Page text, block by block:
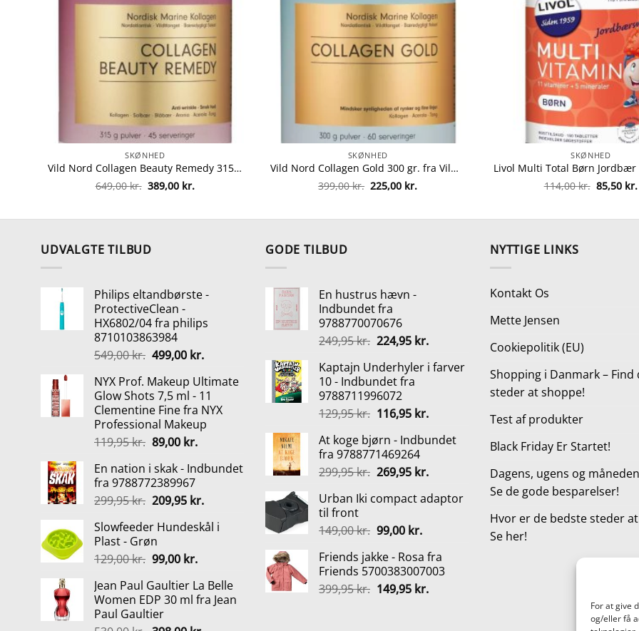
For at give
og/eller få
SKØNHED
Vild Nord Collagen Beauty Remedy 315 gr. fra Vild Nord
649,00kr. Den
oprindelige
389,00 kr.Den
SKØNHED
Vild Nord Collagen Gold 300 gr. fra Vild Nord
399,00kr. Den
oprindelige
225,00 kr.
SKØNHED
114,00kr. Den
85,50 kr.
UDVALGTE TILBUD
Philips eltandbørste -
ProtectiveClean -
HX6802/04 fra philips
8710103863984
549,00kr. Den
pris
var:
549,00 kr..
499,00 kr.Den
pris
er:
499,00 kr..
NYX Prof. Makeup Ultimate
Glow Shots 7,5 ml - 11
Clementine Fine fra NYX
Professional Makeup
119,95kr. Den
pris
var:
119,95 kr..
89,00 kr.Den
pris
89,00 kr..
En nation i skak - Indbundet
fra 9788772389967
299,95kr. Den
pris
var:
299,95 kr..
209,95 kr.Den
pris
Slowfeeder Hundeskål i
Plast - Grøn
129,00kr. Den
pris
var:
129,00 kr..
99,00 kr.Den
pris
er:
Jean Paul Gaultier La Belle
Women EDP 30 ml fra Jean
Paul Gaultier
GODE TILBUD
En hustrus hævn -
Indbundet fra
9788770070676
249,95kr. Den
pris
var:
249,95 kr..
224,95 kr.Den
pris
Kaptajn Underhyler i farver
10 - Indbundet fra
9788711996072
129,95kr. Den
pris
var:
129,95 kr..
116,95 kr.Den
pris
116,95 kr..
At koge bjørn - Indbundet
fra 9788771469264
299,95kr. Den
pris
299,95 kr..
269,95 kr.Den
pris
Urban Iki compact adaptor
til front
149,00kr. Den
pris
var:
149,00 kr..
99,00 kr.Den
pris
er:
99,00 kr..
Friends jakke - Rosa fra
Friends 5700383007003
399,95kr. Den
149,95 kr.Den
NYTTIGE LINKS
Kontakt Os
Mette Jensen
Cookiepolitik (EU)
Shopping i Danmark – Find
steder at shoppe!
Test af produkter
Black Friday Er Startet!
Dagens, ugens og
Se de gode besparelser!
Hvor er de bedste steder
Se her!